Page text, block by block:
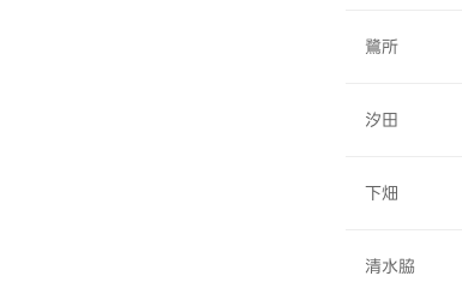
鷺所
汐田
下畑
清水脇